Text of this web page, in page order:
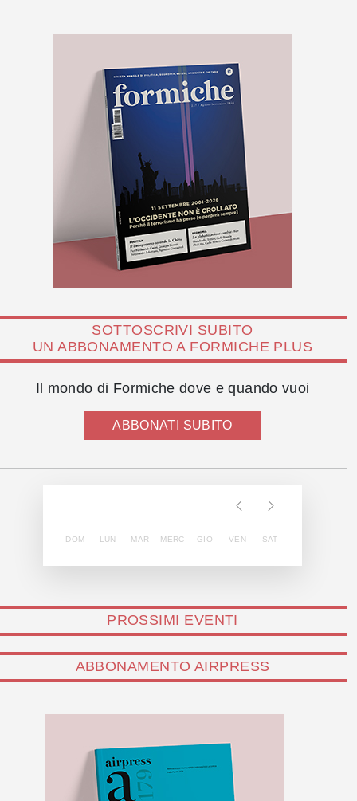
SOTTOSCRIVI SUBITO
UN ABBONAMENTO A FORMICHE PLUS
Il mondo di Formiche dove e quando vuoi
ABBONATI SUBITO
DOM LUN MAR MERC GIO VEN SAT
PROSSIMI EVENTI
ABBONAMENTO AIRPRESS